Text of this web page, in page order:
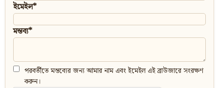
ইমেইল*
মন্তব্য*
পরবর্তীতে মন্তব্যের জন্য আমার নাম এবং ইমেইল এই ব্রাউজারে সংরক্ষণ
করুন।